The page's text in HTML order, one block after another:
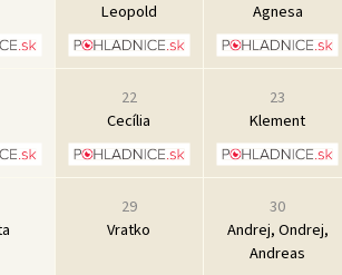
Leopold
Agnesa
22
Cecília
23
Klement
29
Vratko
30
Andrej, Ondrej,
Andreas